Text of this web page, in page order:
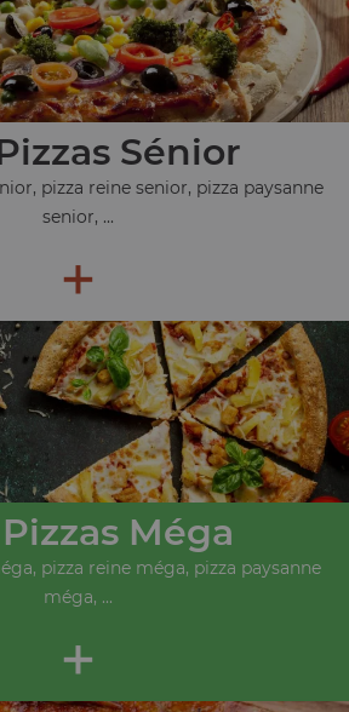
Sénior
pizza reine senior, pizza paysanne
senior, ...
+
Méga
pizza reine méga, pizza paysanne
méga, ...
+